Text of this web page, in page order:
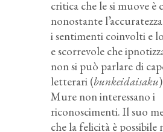
critica che le si muove è
nonostante
i sentimenti coinvolti e
e scorrevole che
non si può parlare di
letterari (bunkeidaisaku
Mure non interessano i
riconoscimenti. Il suo
che la felicità è possibile